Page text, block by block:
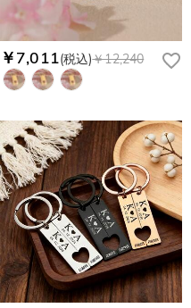
￥7,011(税込)￥12,240